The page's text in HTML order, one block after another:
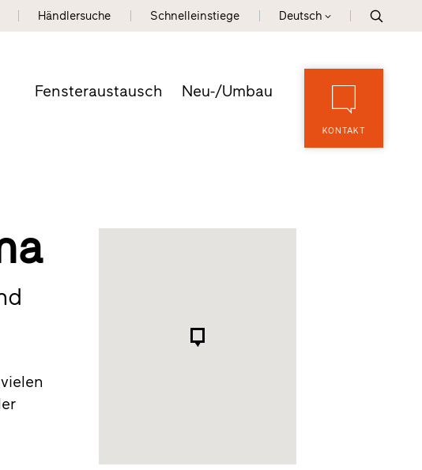
Händlersuche Schnelleinstiege Deutsch
Fensteraustausch Neu-/Umbau
KONTAKT